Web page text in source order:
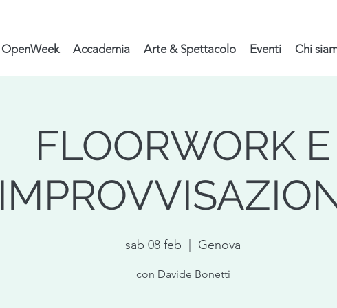
OpenWeek Accademia Arte & Spettacolo Eventi Chi
FLOORWORK E
sab 08 feb
  |
Genova
con Davide Bonetti